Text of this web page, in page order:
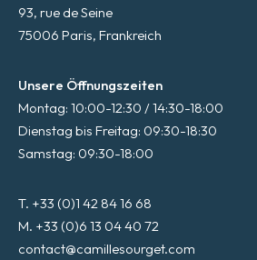
93, rue de Seine
75006 Paris, Frankreich
Unsere Öffnungszeiten
Montag: 10:00-12:30 / 14:30-18:00
Dienstag bis Freitag: 09:30-18:30
Samstag: 09:30-18:00
T. +33 (0)1 42 84 16 68
M. +33 (0)6 13 04 40 72
contact@camillesourget.com